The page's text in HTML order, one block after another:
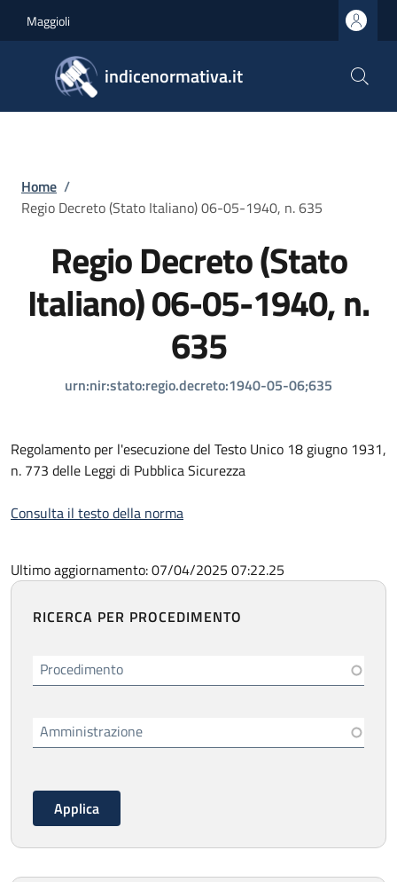
Maggioli
indicenormativa.it
Briciole di pane
Home /
Regio Decreto (Stato Italiano) 06-05-1940, n. 635
Regio Decreto (Stato
Italiano) 06-05-1940, n.
635
urn:nir:stato:regio.decreto:1940-05-06;635
Regolamento per l'esecuzione del Testo Unico 18 giugno 1931,
n. 773 delle Leggi di Pubblica Sicurezza
Consulta il testo della norma
Ultimo aggiornamento: 07/04/2025 07:22.25
RICERCA PER PROCEDIMENTO
Procedimento
Amministrazione